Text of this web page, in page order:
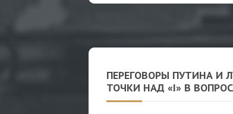
ПЕРЕГОВОРЫ ПУТИНА И
ТОЧКИ НАД «I» В